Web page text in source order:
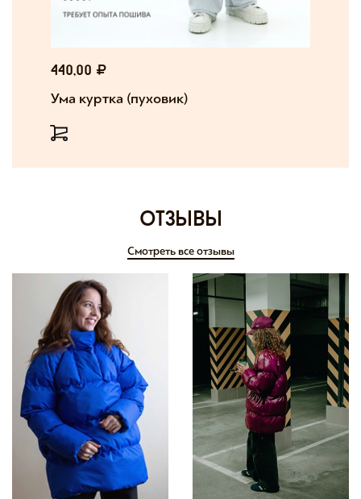
440,00
Ума куртка (пуховик)
отзывы
Смотреть все отзывы